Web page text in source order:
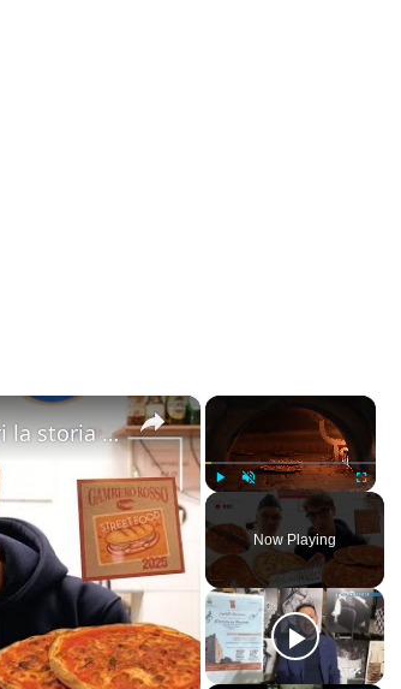
×
Play Unmute Fullscreen
Now Playing
×
Mangio la pizza più famosa di Padova | Scopri la storia della Pizzeria Orsucci dal 1922